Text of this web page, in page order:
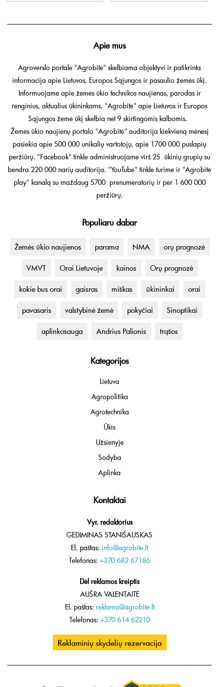
Apie mus
Agroverslo portale "Agrobitė" skelbiama objektyvi ir patikrinta
informacija apie Lietuvos, Europos Sąjungos ir pasaulio žemės ūkį.
Informuojame apie žemės ūkio technikos naujienas, parodas ir
renginius, aktualius ūkininkams. "Agrobitė" apie Lietuvos ir Europos
Sąjungos žemė ūkį skelbia net 9 skirtingomis kalbomis.
Žemės ūkio naujienų portalo "Agrobitė" auditorija kiekvieną mėnesį
pasiekia apie 500 000 unikalių vartotojų, apie 1700 000 puslapių
peržiūrų. "Facebook" tinkle administruojame virš 25 ūkinių grupių su
bendra 220 000 narių auditorija. "YouTube" tinkle turime ir "Agrobitė
play" kanalą su maždaug 5700 prenumeratorių ir per 1 600 000
peržiūrų.
Populiaru dabar
Žemės ūkio naujienos parama NMA orų prognozė
VMVT Orai Lietuvoje kainos Orų prognozė
kokie bus orai gaisras miškas ūkininkai orai
pavasaris valstybinė žemė pokyčiai Sinoptikai
aplinkosauga Andrius Palionis trąšos
Kategorijos
Lietuva
Agropolitika
Agrotechnika
Ūkis
Užsienyje
Sodyba
Aplinka
Kontaktai
Vyr. redaktorius
GEDIMINAS STANIŠAUSKAS
El. paštas: info@agrobite.lt
Telefonas: +370 682 67186
Dėl reklamos kreiptis
AUŠRA VALENTAITĖ
El. paštas: reklama@agrobite.lt
Telefonas: +370 614 62210
Reklaminių skydelių rezervacija